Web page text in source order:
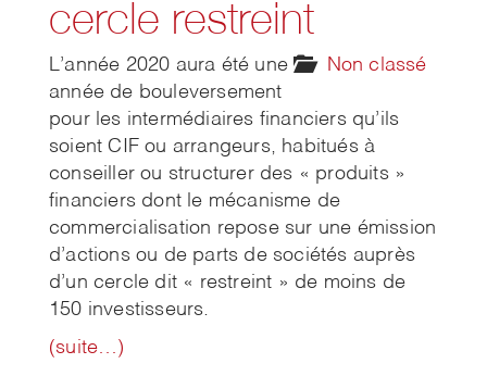
cercle restreint
Non classé
L’année 2020 aura été une
année de bouleversement
pour les intermédiaires financiers qu’ils
soient CIF ou arrangeurs, habitués à
conseiller ou structurer des « produits »
financiers dont le mécanisme de
commercialisation repose sur une émission
d’actions ou de parts de sociétés auprès
d’un cercle dit « restreint » de moins de
150 investisseurs.
(suite…)